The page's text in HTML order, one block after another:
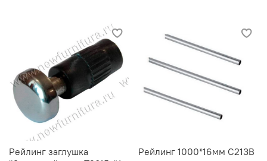
Рейлинг заглушка
Рейлинг 1000*16мм C213B